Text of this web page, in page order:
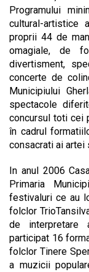
Programului
cultural-artistice
proprii 44 de
omagiale, de
divertisment,
concerte de
Municipiului
spectacole
concursul toti cei
în cadrul
consacrati ai artei
In anul 2006
Primaria
festivaluri ce au
folclor
de interpretare
participat 16
folclor Tinere
a muzicii